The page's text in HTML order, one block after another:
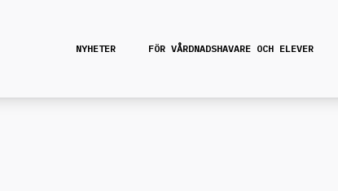
NYHETER FÖR VÅRDNADSHAVARE OCH ELEVER